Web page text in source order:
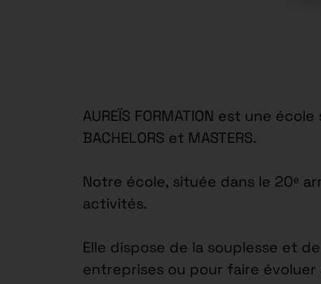
AUREÏS FORMATION est une
BACHELORS et MASTERS.
Notre école, située dans le 20ᵉ
activités.
Elle dispose de la souplesse et
entreprises ou pour faire évoluer